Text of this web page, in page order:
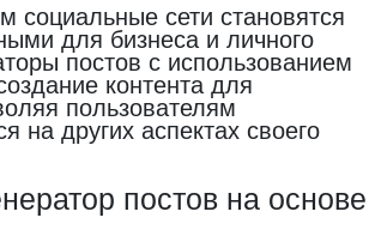
социальные сети становятся
для бизнеса и личного
постов с использованием
контента для
пользователям
на других аспектах своего
постов на основе